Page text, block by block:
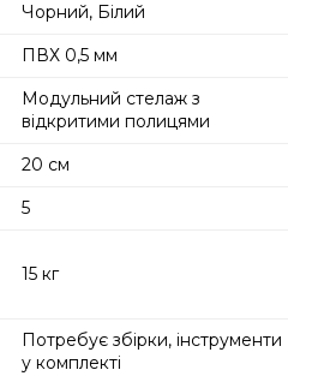
Чорний, Білий
ПВХ 0,5 мм
Модульний стелаж з
відкритими полицями
20 см
5
15 кг
Потребує збірки, інструменти
у комплекті